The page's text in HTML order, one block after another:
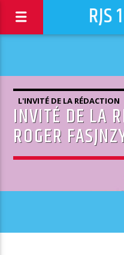
RJS
L'INVITÉ DE LA RÉDACTION
INVITÉ DE LA
ROGER